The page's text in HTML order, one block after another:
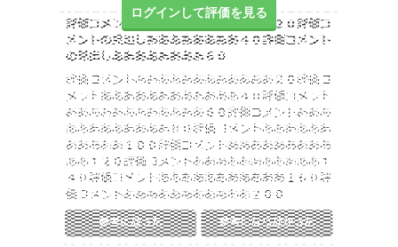
ログインして評価を見る